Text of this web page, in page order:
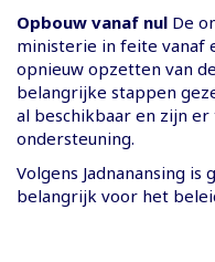
Opbouw vanaf nul De
ministerie in feite vanaf
opnieuw opzetten van
belangrijke stappen
al beschikbaar en zijn
ondersteuning.
Volgens Jadnanansing
belangrijk voor het